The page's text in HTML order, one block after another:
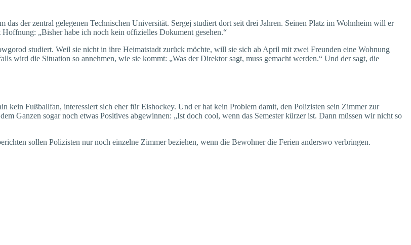
der zentral gelegenen Technischen Universität. Sergej studiert dort seit drei Jahren. Seinen Platz im Wohnheim will er
„Bisher habe ich noch kein offizielles Dokument gesehen.“
studiert. Weil sie nicht in ihre Heimatstadt zurück möchte, will sie sich ab April mit zwei Freunden eine Wohnung
wird die Situation so annehmen, wie sie kommt: „Was der Direktor sagt, muss gemacht werden.“ Und der sagt, die
kein Fußballfan, interessiert sich eher für Eishockey. Und er hat kein Problem damit, den Polizisten sein Zimmer zur
Ganzen sogar noch etwas Positives abgewinnen: „Ist doch cool, wenn das Semester kürzer ist. Dann müssen wir nicht so
sollen Polizisten nur noch einzelne Zimmer beziehen, wenn die Bewohner die Ferien anderswo verbringen.